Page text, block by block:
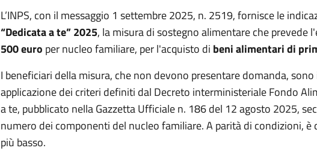
L’INPS, con il messaggio 1 settembre 2025, n. 2519, fornisce le
“Dedicata a te” 2025, la misura di sostegno alimentare che prevede
500 euro per nucleo familiare, per l'acquisto di beni alimentari di
I beneficiari della misura, che non devono presentare domanda, sono
applicazione dei criteri definiti dal Decreto interministeriale Fondo
a te, pubblicato nella Gazzetta Ufficiale n. 186 del 12 agosto 2025,
numero dei componenti del nucleo familiare. A parità di condizioni, è
più basso.